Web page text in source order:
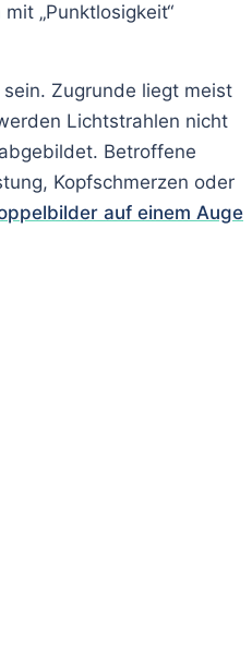
„Punktlosigkeit“
Zugrunde liegt meist
Lichtstrahlen nicht
Betroffene
Kopfschmerzen oder
auf einem Auge